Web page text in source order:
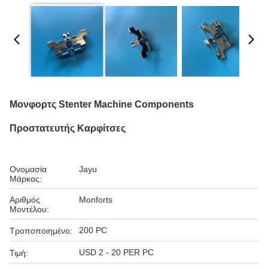
Μονφορτς Stenter Machine Components
Προστατευτής Καρφίτσες
Ονομασία
Μάρκας:
Jayu
Αριθμός
Μοντέλου:
Monforts
Τροποποιημένο: 200 PC
Τιμή: USD 2 - 20 PER PC